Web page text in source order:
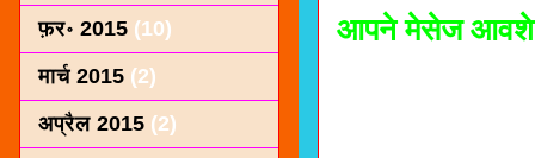
आपने मेसेज आवशे
फ़र॰ 2015 (10)
मार्च 2015 (2)
अप्रैल 2015 (2)